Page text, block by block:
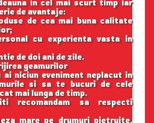
in cel mai scurt timp iar
de avantaje:
de cea mai buna calitate
cu experienta vasta in
de doi ani de zile.
geamurilor
niciun eveniment neplacut in
si sa te bucuri de cele
mai lunga de timp.
recomandam sa respecti
mare pe drumuri pietruite,